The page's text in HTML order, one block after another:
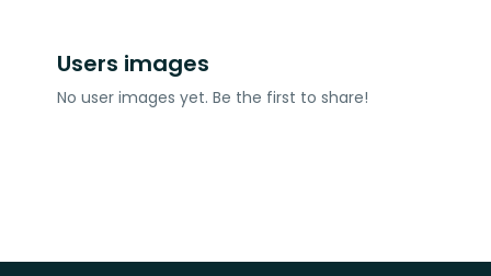
Users images
No user images yet. Be the first to share!